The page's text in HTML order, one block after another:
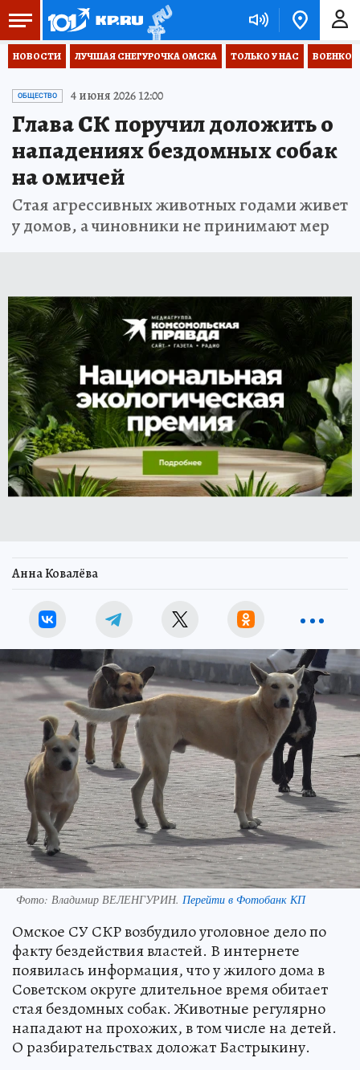
НОВОСТИ ЛУЧШАЯ СНЕГУРОЧКА ОМСКА ТОЛЬКО У НАС
ОБЩЕСТВО 4 июня 2026 12:00
Глава СК поручил доложить о
нападениях бездомных собак
на омичей
Стая агрессивных животных годами живет
у домов, а чиновники не принимают мер
Анна Ковалёва
Фото: Владимир ВЕЛЕНГУРИН. Перейти в Фотобанк КП
Омское СУ СКР возбудило уголовное дело по
факту бездействия властей. В интернете
появилась информация, что у жилого дома в
Советском округе длительное время обитает
стая бездомных собак. Животные регулярно
нападают на прохожих, в том числе на детей.
О разбирательствах доложат Бастрыкину.